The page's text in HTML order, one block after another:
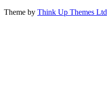
Theme by Think Up Themes Ltd